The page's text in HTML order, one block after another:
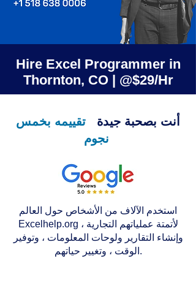
Hire Excel Programmer in
Thornton, CO | @$29/Hr
أنت بصحبة جيدة
تقييمه بخمس
نجوم
استخدم الآلاف من الأشخاص حول العالم
Excelhelp.org لأتمتة عملياتهم التجارية ،
وإنشاء التقارير ولوحات المعلومات ، وتوفير
الوقت ، وتغيير حياتهم.